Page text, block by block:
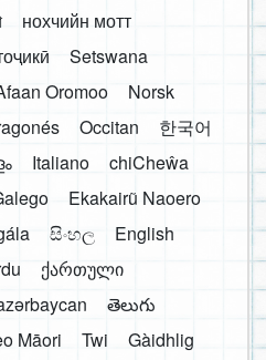
нохчийн мотт
Setswana
Oromoo
Norsk
Occitan
한국어
Italiano
chiCheŵa
Ekakairũ Naoero
සිංහල
English
ქართული
తెలుగు
Māori Twi
Gàidhlig